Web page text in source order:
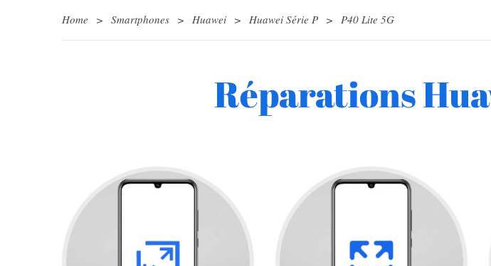
Home > Smartphones > Huawei > Huawei Série P > P40 Lite 5G
Réparations